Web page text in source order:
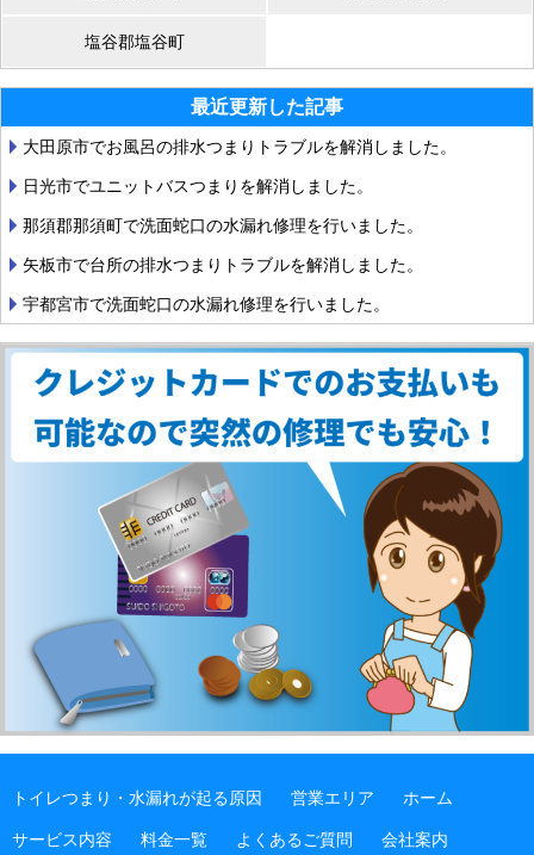
塩谷郡塩谷町
最近更新した記事
大田原市でお風呂の排水つまりトラブルを解消しました。
日光市でユニットバスつまりを解消しました。
那須郡那須町で洗面蛇口の水漏れ修理を行いました。
矢板市で台所の排水つまりトラブルを解消しました。
宇都宮市で洗面蛇口の水漏れ修理を行いました。
トイレつまり・水漏れが起る原因 営業エリア ホーム
サービス内容 料金一覧 よくあるご質問 会社案内